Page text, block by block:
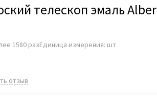
телескоп эмаль
1580 разЕдиница измерения: шт
отзыв